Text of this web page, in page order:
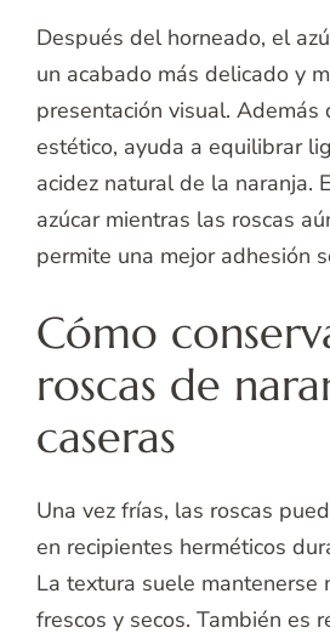
Después del horneado, el
un acabado más delicado y
presentación visual. Además
estético, ayuda a equilibrar
acidez natural de la naranja.
azúcar mientras las roscas
permite una mejor adhesión
Cómo
roscas de
caseras
Una vez frías, las roscas
en recipientes herméticos
La textura suele mantenerse
frescos y secos. También es